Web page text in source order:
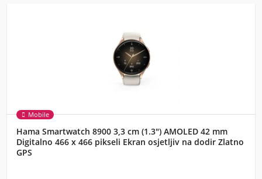
Mobile
Hama Smartwatch 8900 3,3 cm (1.3") AMOLED 42 mm
Digitalno 466 x 466 pikseli Ekran osjetljiv na dodir Zlatno
GPS